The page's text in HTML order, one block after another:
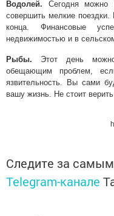
Водолей. Сегодня можно
совершить мелкие
конца. Финансовые
недвижимостью и в
Рыбы. Этот день
обещающим проблем,
язвительность. Вы сами
вашу жизнь. Не стоит
Следите за
Telegram-канале